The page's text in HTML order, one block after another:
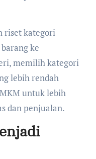
riset kategori
ke
memilih kategori
lebih rendah
untuk lebih
dan penjualan.